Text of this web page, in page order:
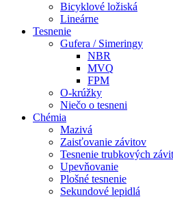
Bicyklové ložiská
Lineárne
Tesnenie
Gufera / Simeringy
NBR
MVQ
FPM
O-krúžky
Niečo o tesneni
Chémia
Mazivá
Zaisťovanie závitov
Tesnenie trubkových
Upevňovanie
Plošné tesnenie
Sekundové lepidlá